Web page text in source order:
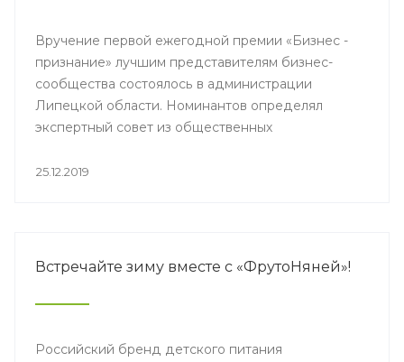
Вручение первой ежегодной премии «Бизнес -
признание» лучшим представителям бизнес-
сообщества состоялось в администрации
Липецкой области. Номинантов определял
экспертный совет из общественных
представителей власти. Они определили
25.12.2019
Встречайте зиму вместе с «ФрутоНяней»!
Российский бренд детского питания